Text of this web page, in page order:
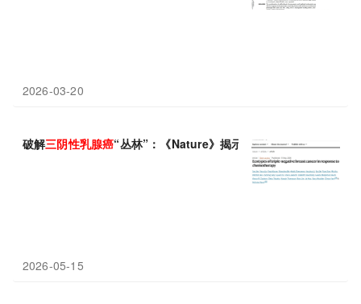
2026-03-20
破解三阴性乳腺癌“丛林”：《Nature》揭示疗效关键，挑战T细胞
2026-05-15